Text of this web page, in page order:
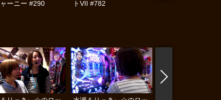
ーニー #290
トVII #782